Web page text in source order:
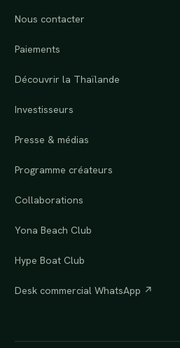
Nous contacter
Paiements
Découvrir la Thaïlande
Investisseurs
Presse & médias
Programme créateurs
Collaborations
Yona Beach Club
Hype Boat Club
Desk commercial WhatsApp ↗